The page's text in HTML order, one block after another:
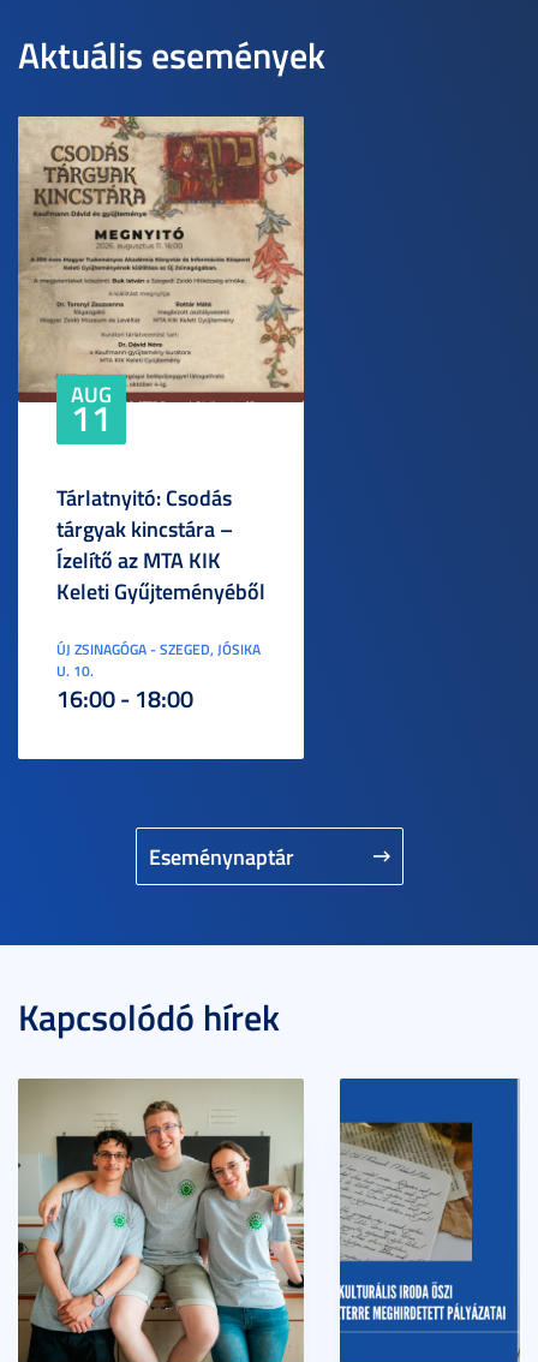
Aktuális események
Eseménynaptár
AUG
11
Tárlatnyitó: Csodás
tárgyak kincstára –
Ízelítő az MTA KIK
Keleti Gyűjteményéből
ÚJ ZSINAGÓGA - SZEGED, JÓSIKA
U. 10.
16:00 - 18:00
Kapcsolódó hírek